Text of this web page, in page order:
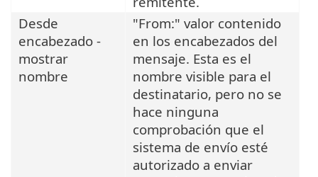
Desde
encabezado -
mostrar
nombre
"From:" valor contenido
en los encabezados del
mensaje. Esta es el
nombre visible para el
destinatario, pero no se
hace ninguna
comprobación que el
sistema de envío esté
autorizado a enviar